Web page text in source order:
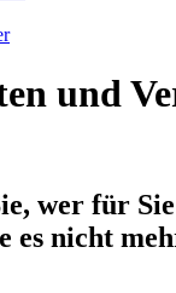
und
wer für
es nicht